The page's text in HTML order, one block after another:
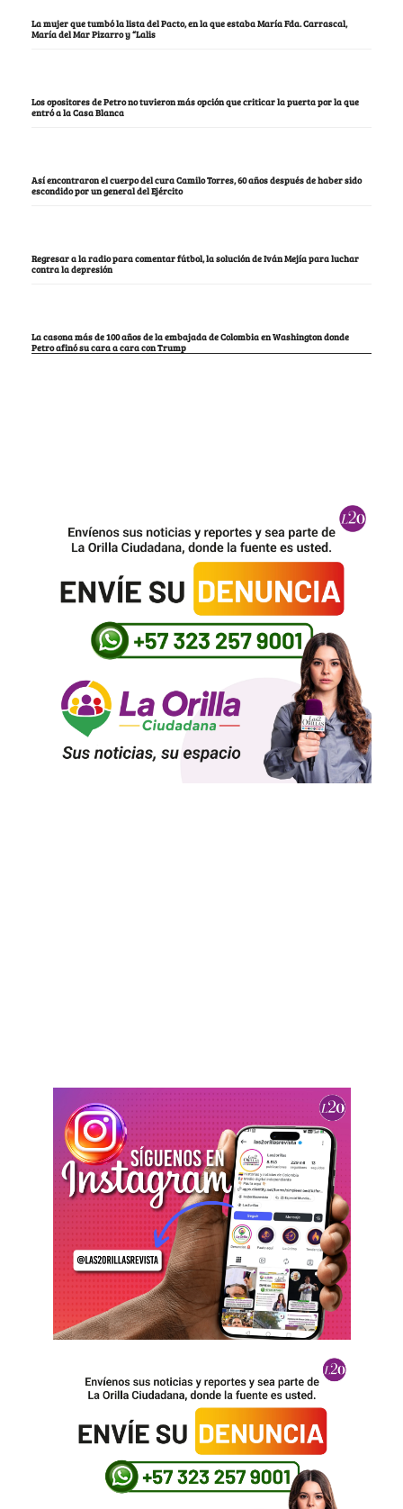
La mujer que tumbó la lista del Pacto, en la que estaba María Fda. Carrascal,
María del Mar Pizarro y “Lalis
Los opositores de Petro no tuvieron más opción que criticar la puerta por la que
entró a la Casa Blanca
Así encontraron el cuerpo del cura Camilo Torres, 60 años después de haber sido
escondido por un general del Ejército
Regresar a la radio para comentar fútbol, la solución de Iván Mejía para luchar
contra la depresión
La casona más de 100 años de la embajada de Colombia en Washington donde
Petro afinó su cara a cara con Trump